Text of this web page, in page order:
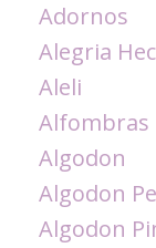
Adornos
Alegria
Aleli
Alfombras
Algodon
Algodon
Algodon